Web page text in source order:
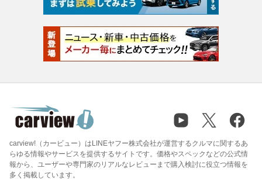
carview!（カービュー）はLINEヤフー株式会社が運営するクルマに関するあ
らゆる情報やサービスを提供するサイトです。価格やスペックなどの公式情
報から、ユーザーや専門家のリアルなレビューまで購入検討に役立つ情報を
多く掲載しています。